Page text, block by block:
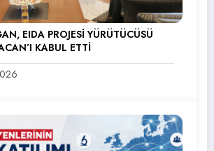
EIDA PROJESİ YÜRÜTÜCÜSÜ
KABUL ETTİ